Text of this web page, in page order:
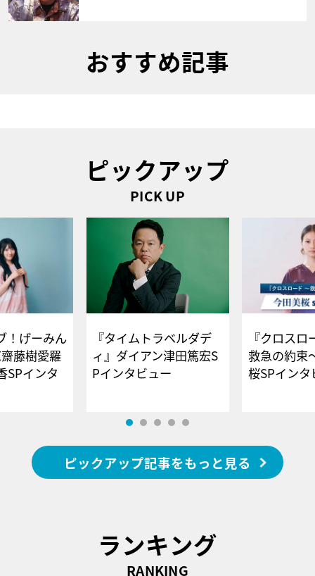
おすすめ記事
ピックアップ
PICK UP
！げーみん
藤樹愛羅
SPインタ
『タイムトラベルダデ
ィ』ダイアン津田篤宏S
Pインタビュー
『クロス
救急の約束
桜SPイ
ピックアップ記事をもっと見る
ランキング
RANKING